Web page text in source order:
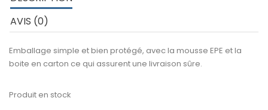
AVIS (0)
Emballage simple et bien protégé, avec la mousse EPE et la
boite en carton ce qui assurent une livraison sûre.
Produit en stock